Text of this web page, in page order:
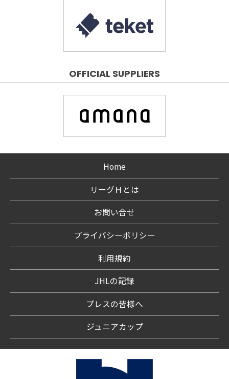
OFFICIAL SUPPLIERS
Home
リーグＨとは
お問い合せ
プライバシーポリシー
利用規約
JHLの記録
プレスの皆様へ
ジュニアカップ